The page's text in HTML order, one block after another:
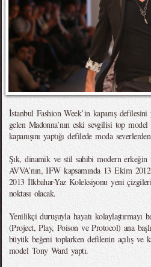
İstanbul Fashion Week’in kapanış
gelen Madonna’nın eski sevgilisi top
kapanışını yaptığı defilede moda
Şık, dinamik ve stil sahibi modern erkeğin
AVVA’nın, IFW kapsamında 13 Ekim
2013 İlkbahar-Yaz Koleksiyonu yeni
noktası olacak.
Yenilikçi duruşuyla hayatı kolaylaştırmayı
(Project, Play, Poison ve Protocol) ana
büyük beğeni toplarken defilenin açılış ve
model Tony Ward yaptı.